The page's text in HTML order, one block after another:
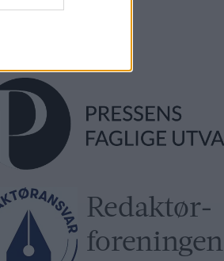
Redaktør­
foreningen